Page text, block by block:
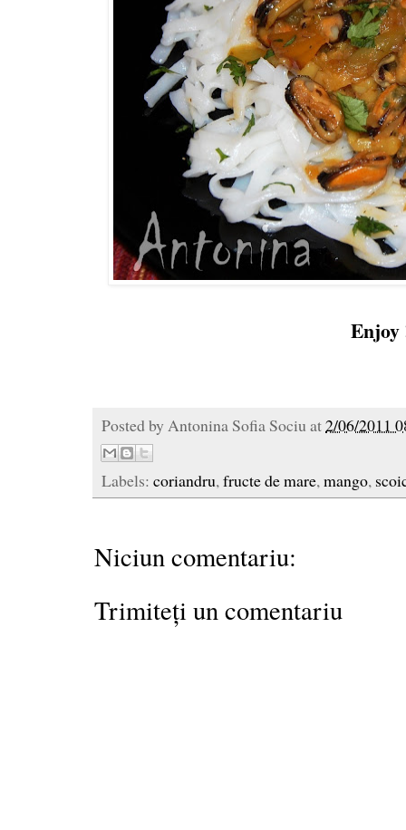
Enjoy
Posted by Antonina Sofia Sociu at2/06/2011
Labels: coriandru,fructe de mare,mango,
Niciun comentariu:
Trimiteți un comentariu